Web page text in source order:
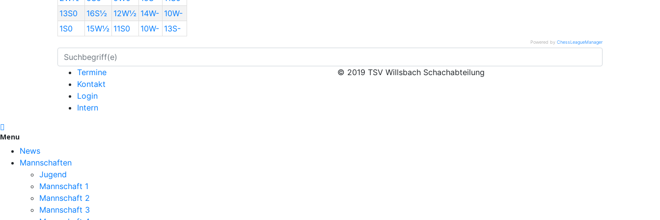
13S0
16S½ 12W½ 14W- 10W-
1S0
15W½ 11S0 10W- 13S-
Powered by ChessLeagueManager
Termine
Kontakt
Login
Intern
© 2019 TSV Willsbach Schachabteilung
Menu
News
Mannschaften
Jugend
Mannschaft 1
Mannschaft 2
Mannschaft 3